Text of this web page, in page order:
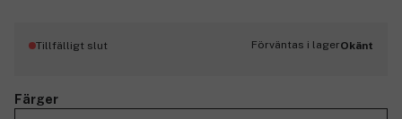
Tillfälligt slut Förväntas i lagerOkänt
Färger